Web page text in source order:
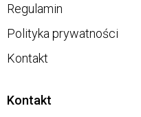
Regulamin
Polityka prywatności
Kontakt
Kontakt